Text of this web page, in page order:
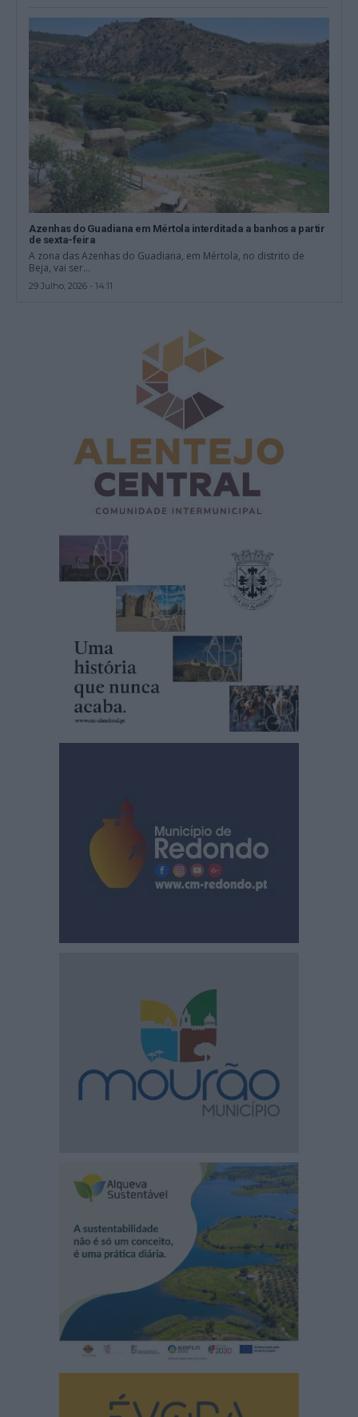
Azenhas do Guadiana em Mértola interditada a banhos a partir
de sexta-feira
A zona das Azenhas do Guadiana, em Mértola, no distrito de
Beja, vai ser...
29 Julho, 2026 - 14:11